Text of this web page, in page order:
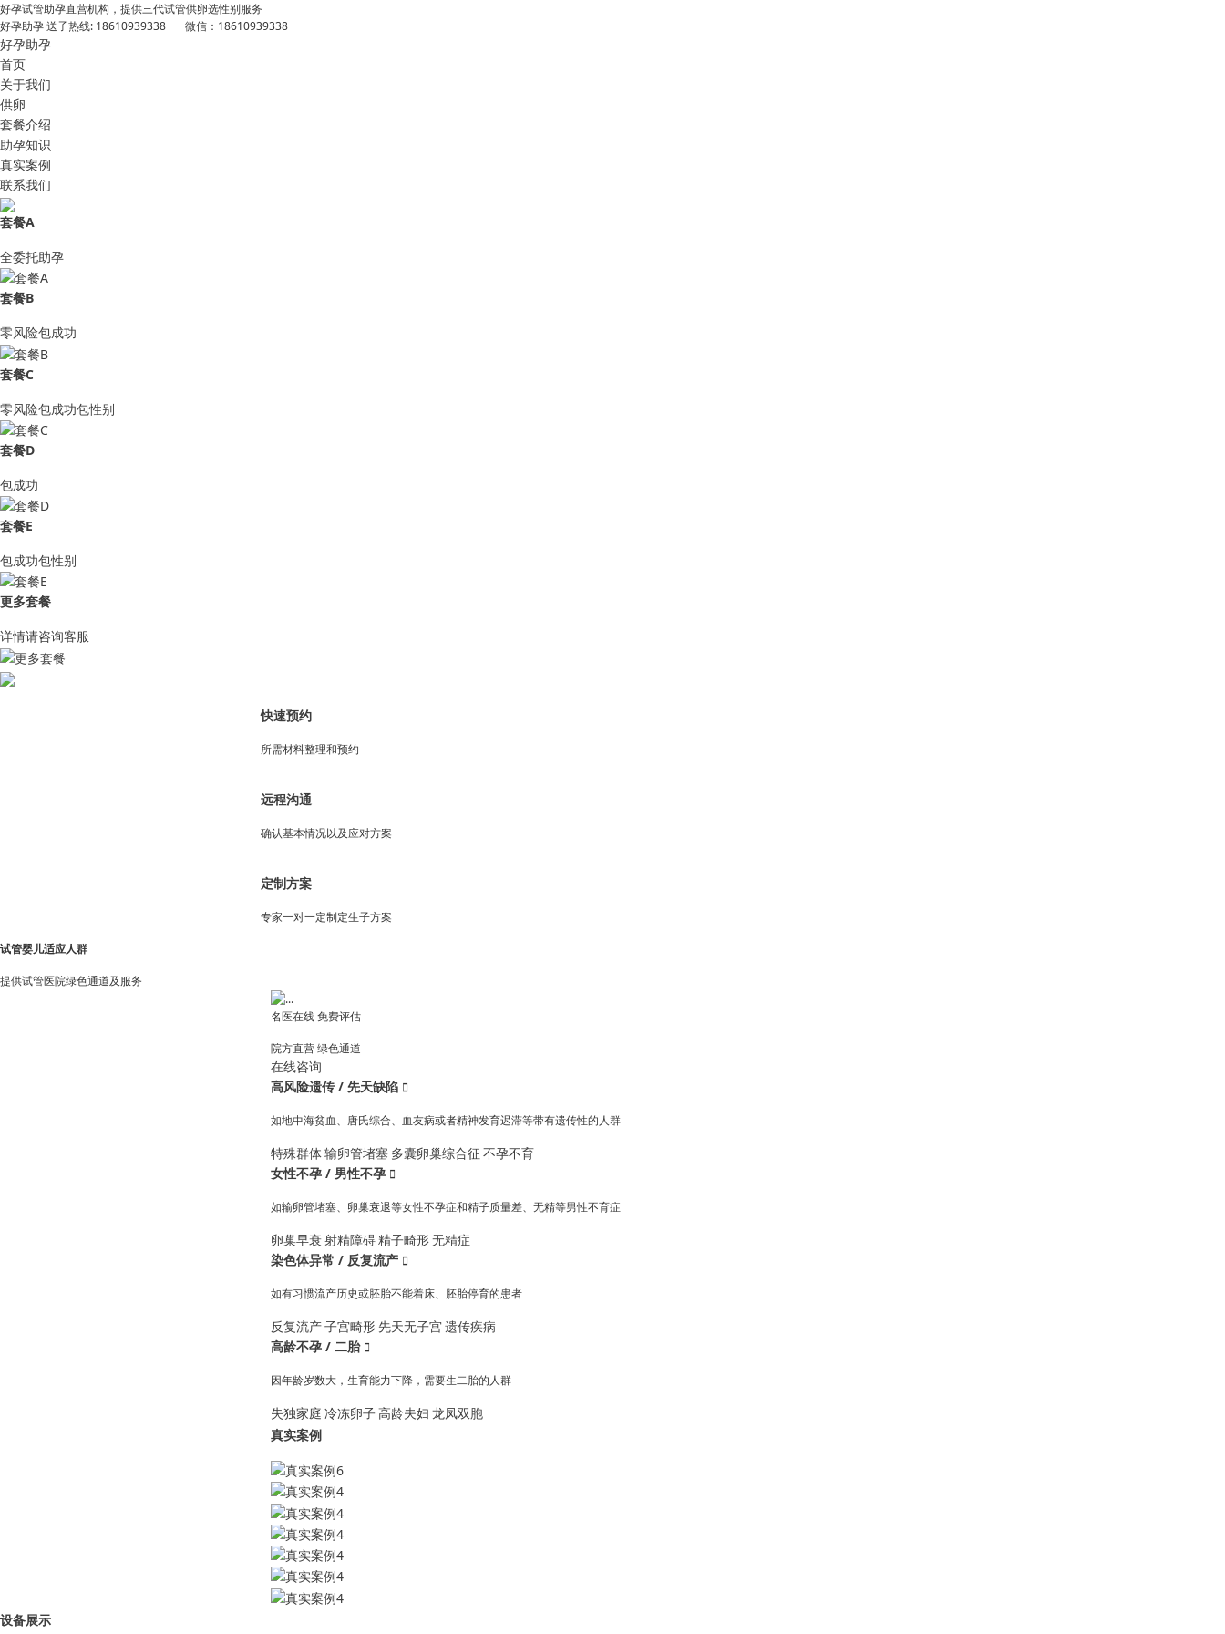
好孕试管助孕直营机构，提供三代试管供卵选性别服务
好孕助孕 送子热线: 18610939338 微信：18610939338
好孕助孕
首页
关于我们
供卵
套餐介绍
助孕知识
真实案例
联系我们
套餐A
全委托助孕
套餐B
零风险包成功
套餐C
零风险包成功包性别
套餐D
包成功
套餐E
包成功包性别
更多套餐
详情请咨询客服
快速预约
所需材料整理和预约
远程沟通
确认基本情况以及应对方案
定制方案
专家一对一定制定生子方案
试管婴儿适应人群
提供试管医院绿色通道及服务
名医在线 免费评估
院方直营绿色通道
在线咨询
高风险遗传 / 先天缺陷 
如地中海贫血、唐氏综合、血友病或者精神发育迟滞等带有遗传性的人群
特殊群体输卵管堵塞 多囊卵巢综合征 不孕不育
女性不孕 / 男性不孕 
如输卵管堵塞、卵巢衰退等女性不孕症和精子质量差、无精等男性不育症
卵巢早衰射精障碍精子畸形无精症
染色体异常 / 反复流产 
如有习惯流产历史或胚胎不能着床、胚胎停育的患者
反复流产子宫畸形先天无子宫遗传疾病
高龄不孕 / 二胎 
因年龄岁数大，生育能力下降，需要生二胎的人群
失独家庭 冷冻卵子高龄夫妇 龙凤双胞
真实案例
设备展示